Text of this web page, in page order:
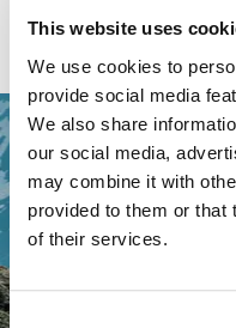
This website uses
We use cookies to
provide social media
We also share
our social media,
may combine it with
provided to them or that
of their services.
Comparar producto